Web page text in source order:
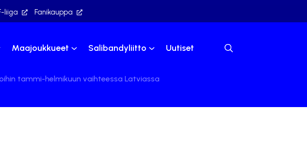
liiga Fanikauppa
Maajoukkueet Salibandyliitto Uutiset
tammi-helmikuun vaihteessa Latviassa